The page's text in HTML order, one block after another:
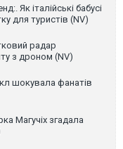
Як італійські бабусі
для туристів (NV)
радар
з дроном (NV)
шокувала фанатів
Магучіх згадала